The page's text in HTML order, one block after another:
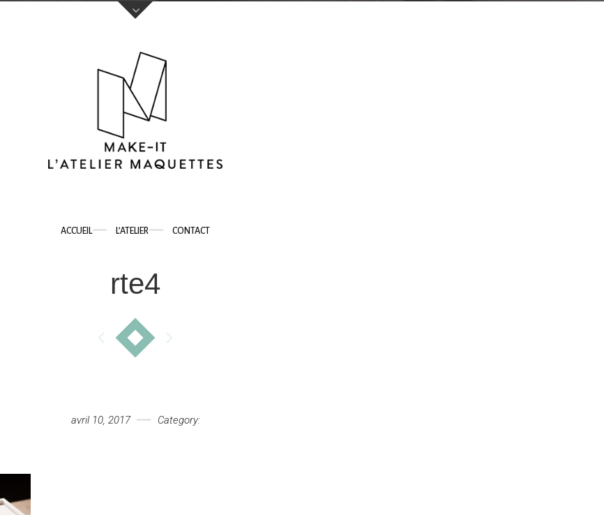
ACCUEIL L’ATELIER CONTACT
rte4
avril 10, 2017 Category: